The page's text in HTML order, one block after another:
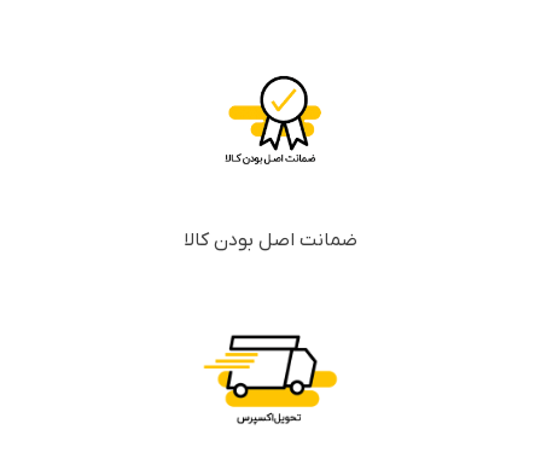
ضمانت اصل بودن کالا